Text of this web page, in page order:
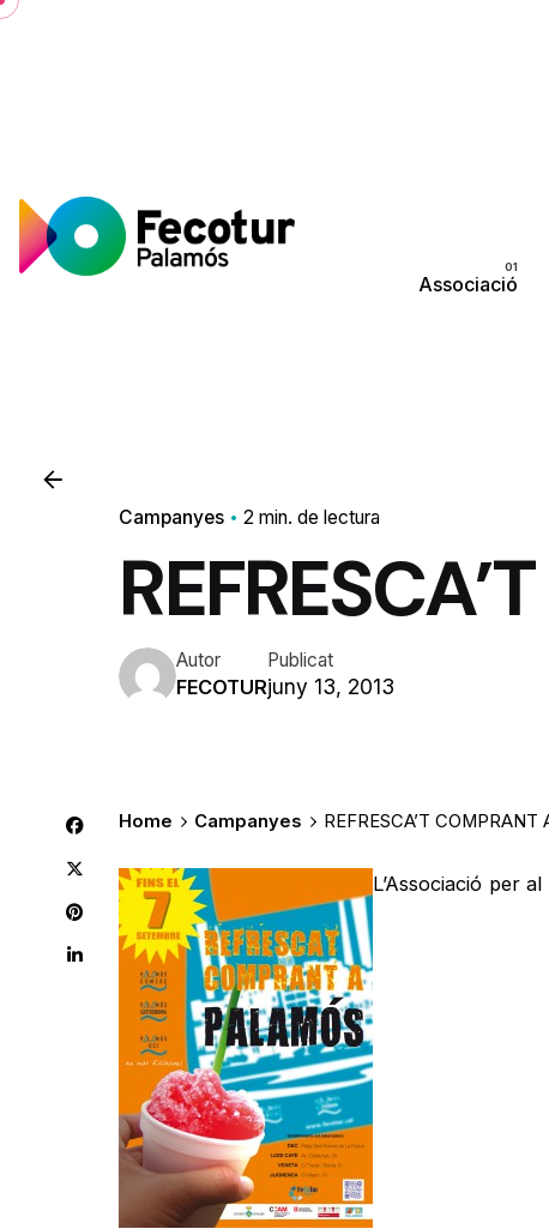
Skip
Associació
Campanyes 2 min. de lectura
Autor
FECOTUR
Publicat
juny 13, 2013
Home Campanyes REFRESCA’T COMPRANT
L’Associació per